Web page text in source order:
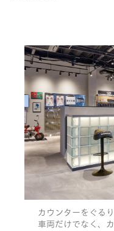
カウンターをぐる
車両だけでなく、